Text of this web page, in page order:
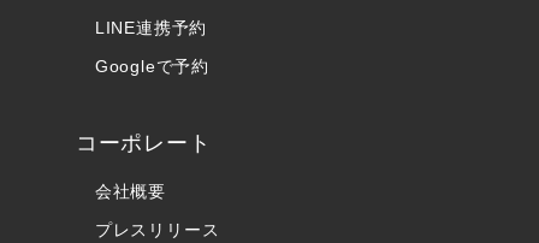
LINE連携予約
Googleで予約
コーポレート
会社概要
プレスリリース